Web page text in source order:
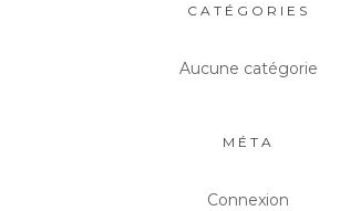
CATÉGORIES
Aucune catégorie
MÉTA
Connexion